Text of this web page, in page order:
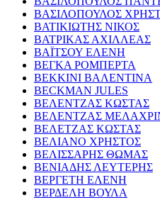
ΒΑΣΙΛΟΠΟΥΛΟΣ
ΒΑΤΙΚΙΩΤΗΣ ΝΙΚΟΣ
ΒΑΤΡΙΚΑΣ ΑΧΙΛΛΕΑΣ
ΒΑΪΤΣΟΥ ΕΛΕΝΗ
ΒΕΓΚΑ ΡΟΜΠΕΡΤΑ
ΒΕΚΚΙΝΙ ΒΑΛΕΝΤΙΝΑ
BECKMAN JULES
ΒΕΛΕΝΤΖΑΣ ΚΩΣΤΑΣ
ΒΕΛΕΝΤΖΑΣ
ΒΕΛΕΤΖΑΣ ΚΩΣΤΑΣ
ΒΕΛΙΑΝΟ ΧΡΗΣΤΟΣ
ΒΕΛΙΣΣΑΡΗΣ ΘΩΜΑΣ
ΒΕΝΙΑΔΗΣ ΛΕΥΤΕΡΗΣ
ΒΕΡΓΕΤΗ ΕΛΕΝΗ
ΒΕΡΔΕΛΗ ΒΟΥΛΑ